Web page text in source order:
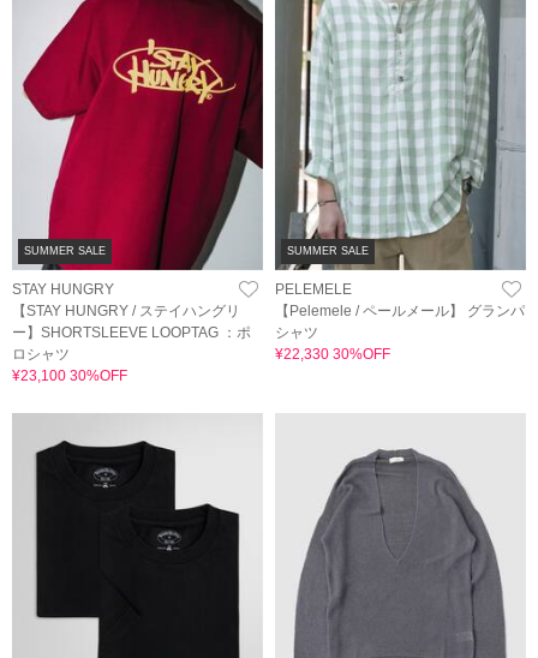
SUMMER SALE
STAY HUNGRY
【STAY HUNGRY / ステイハングリ
ー】SHORTSLEEVE LOOPTAG ：ポ
ロシャツ
¥23,100 30%OFF
SUMMER SALE
PELEMELE
【Pelemele / ペールメール】 グランパ
シャツ
¥22,330 30%OFF